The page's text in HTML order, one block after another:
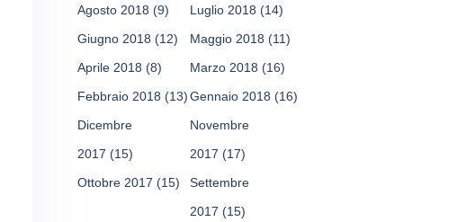
Agosto 2018 (9) Luglio 2018 (14)
Giugno 2018 (12) Maggio 2018 (11)
Aprile 2018 (8) Marzo 2018 (16)
Febbraio 2018 (13)Gennaio 2018 (16)
Dicembre
2017 (15)
Novembre
2017 (17)
Ottobre 2017 (15)
Settembre
2017 (15)